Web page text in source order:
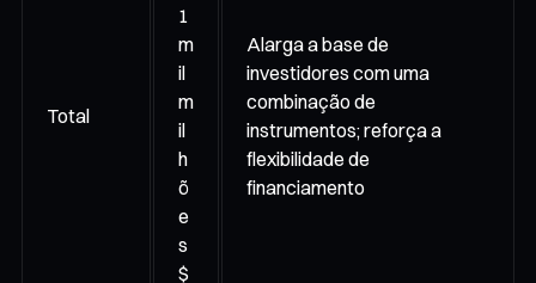
Total
1
m
il
m
il
h
õ
e
s
$
Alarga a base de
investidores com uma
combinação de
instrumentos; reforça a
flexibilidade de
financiamento